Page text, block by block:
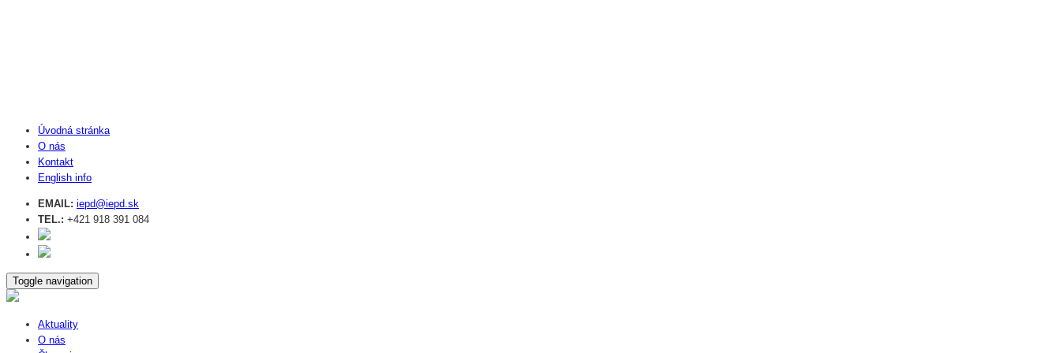
Úvodná stránka
O nás
Kontakt
English info
EMAIL: iepd@iepd.sk
TEL.: +421 918 391 084
Toggle navigation
Aktuality
O nás